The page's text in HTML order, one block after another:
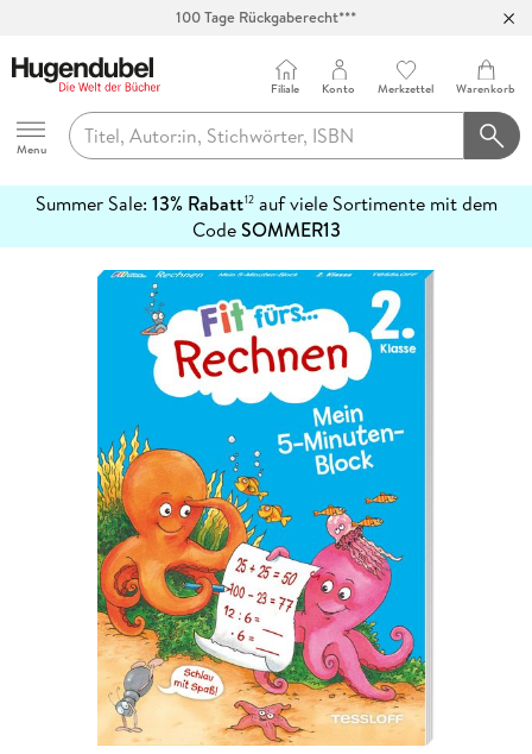
100 Tage Rückgaberecht***
Hugendubel
Menu
Filiale Konto Merkzettel Warenkorb
Summer Sale: 13% Rabatt12auf viele Sortimente mit dem
CodeSOMMER13
erfahren